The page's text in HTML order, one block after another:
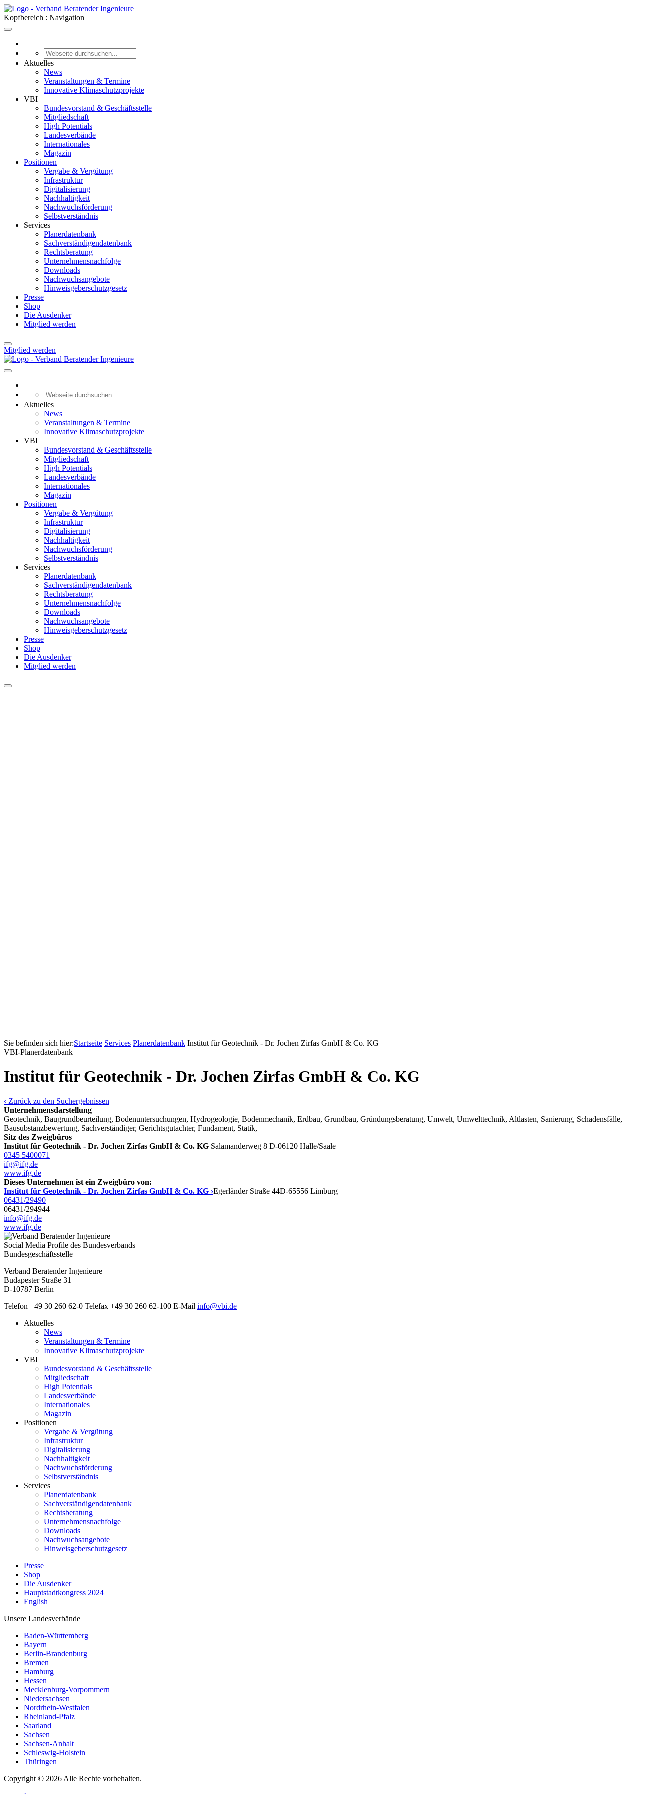
Kopfbereich : Navigation
Aktuelles
News
Veranstaltungen & Termine
Innovative Klimaschutzprojekte
VBI
Bundesvorstand & Geschäftsstelle
Mitgliedschaft
High Potentials
Landesverbände
Internationales
Magazin
Positionen
Vergabe & Vergütung
Infrastruktur
Digitalisierung
Nachhaltigkeit
Nachwuchsförderung
Selbstverständnis
Services
Planerdatenbank
Sachverständigendatenbank
Rechtsberatung
Unternehmensnachfolge
Downloads
Nachwuchsangebote
Hinweisgeberschutzgesetz
Presse
Shop
Die Ausdenker
Mitglied werden
Mitglied werden
Aktuelles
News
Veranstaltungen & Termine
Innovative Klimaschutzprojekte
VBI
Bundesvorstand & Geschäftsstelle
Mitgliedschaft
High Potentials
Landesverbände
Internationales
Magazin
Positionen
Vergabe & Vergütung
Infrastruktur
Digitalisierung
Nachhaltigkeit
Nachwuchsförderung
Selbstverständnis
Services
Planerdatenbank
Sachverständigendatenbank
Rechtsberatung
Unternehmensnachfolge
Downloads
Nachwuchsangebote
Hinweisgeberschutzgesetz
Presse
Shop
Die Ausdenker
Mitglied werden
Sie befinden sich hier:Startseite Services Pla­ner­daten­bank Institut für Geotechnik - Dr. Jochen Zirfas GmbH & Co. KG
VBI-Pla­ner­daten­bank
Institut für Geotechnik - Dr. Jochen Zirfas GmbH & Co. KG
‹ Zurück zu den Suchergebnissen
Unternehmensdarstellung
Geotechnik, Baugrundbeurteilung, Bodenuntersuchungen, Hydrogeologie, Bodenmechanik, Erdbau, Grundbau, Gründungsberatung, Umwelt, Umwelttechnik, Altlasten, Sanierung, Schadensfälle,
Bausubstanzbewertung, Sachverständiger, Gerichtsgutachter, Fundament, Statik,
Sitz des Zweigbüros
Institut für Geotechnik - Dr. Jochen Zirfas GmbH & Co. KG Salamanderweg 8 D-06120 Halle/Saale
0345 5400071
ifg@ifg.de
www.ifg.de
Dieses Unternehmen ist ein Zweigbüro von:
Institut für Geotechnik - Dr. Jochen Zirfas GmbH & Co. KG ›Egerländer Straße 44D-65556 Limburg
06431/29490
06431/294944
info@ifg.de
www.ifg.de
Social Media Profile des Bundesverbands
Bundesgeschäftsstelle
Verband Beratender Ingenieure
Budapester Straße 31
D-10787 Berlin
Telefon +49 30 260 62-0 Telefax +49 30 260 62-100 E-Mail info@vbi.de
Aktuelles
News
Veranstaltungen & Termine
Innovative Klimaschutzprojekte
VBI
Bundesvorstand & Geschäftsstelle
Mitgliedschaft
High Potentials
Landesverbände
Internationales
Magazin
Positionen
Vergabe & Vergütung
Infrastruktur
Digitalisierung
Nachhaltigkeit
Nachwuchsförderung
Selbstverständnis
Services
Planerdatenbank
Sachverständigendatenbank
Rechtsberatung
Unternehmensnachfolge
Downloads
Nachwuchsangebote
Hinweisgeberschutzgesetz
Presse
Shop
Die Ausdenker
Hauptstadtkongress 2024
English
Unsere Landesverbände
Baden-Württemberg
Bayern
Berlin-Brandenburg
Bremen
Hamburg
Hessen
Mecklenburg-Vorpommern
Niedersachsen
Nordrhein-Westfalen
Rheinland-Pfalz
Saarland
Sachsen
Sachsen-Anhalt
Schleswig-Holstein
Thüringen
Copyright © 2026 Alle Rechte vorbehalten.